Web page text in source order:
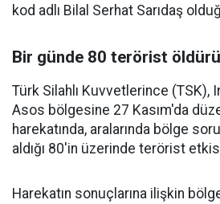
kod adlı Bilal Serhat Sarıdaş
Bir günde 80 terörist
Türk Silahlı Kuvvetlerince (TSK),
Asos bölgesine 27 Kasım'da
harekatında, aralarında bölge
aldığı 80'in üzerinde terörist
Harekatın sonuçlarına ilişkin